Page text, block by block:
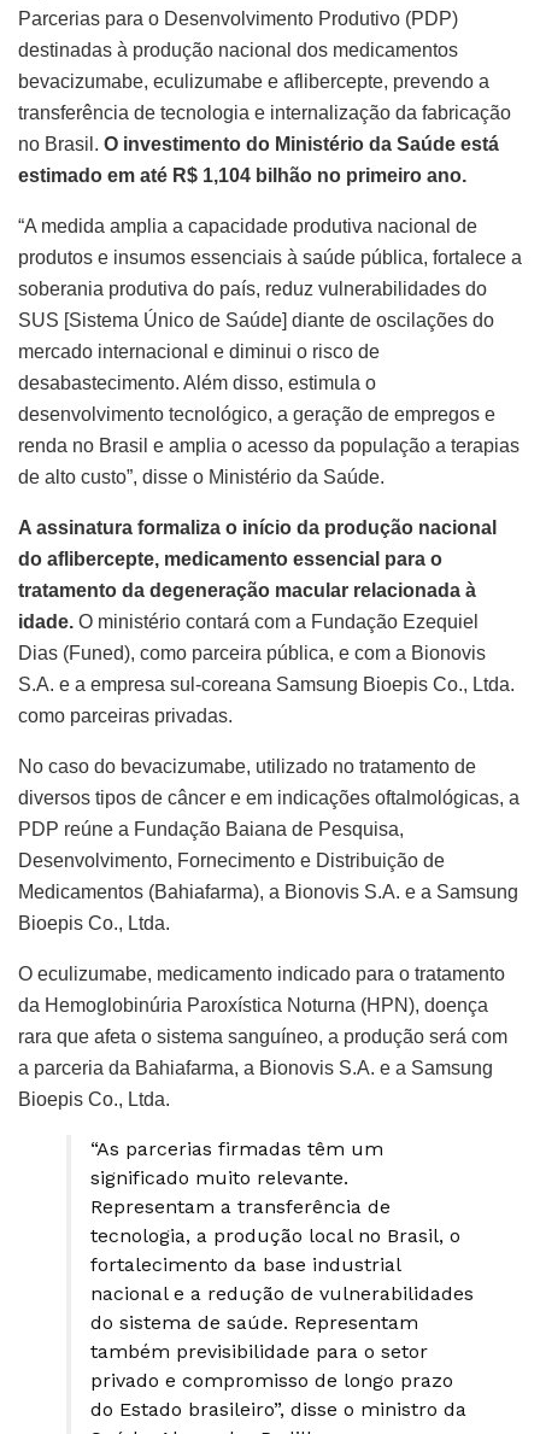
Parcerias para o Desenvolvimento Produtivo (PDP)
destinadas à produção nacional dos medicamentos
bevacizumabe, eculizumabe e aflibercepte, prevendo a
transferência de tecnologia e internalização da fabricação
no Brasil. O investimento do Ministério da Saúde está
estimado em até R$ 1,104 bilhão no primeiro ano.
“A medida amplia a capacidade produtiva nacional de
produtos e insumos essenciais à saúde pública, fortalece a
soberania produtiva do país, reduz vulnerabilidades do
SUS [Sistema Único de Saúde] diante de oscilações do
mercado internacional e diminui o risco de
desabastecimento. Além disso, estimula o
desenvolvimento tecnológico, a geração de empregos e
renda no Brasil e amplia o acesso da população a terapias
de alto custo”, disse o Ministério da Saúde.
A assinatura formaliza o início da produção nacional
do aflibercepte, medicamento essencial para o
tratamento da degeneração macular relacionada à
idade. O ministério contará com a Fundação Ezequiel
Dias (Funed), como parceira pública, e com a Bionovis
S.A. e a empresa sul-coreana Samsung Bioepis Co., Ltda.
como parceiras privadas.
No caso do bevacizumabe, utilizado no tratamento de
diversos tipos de câncer e em indicações oftalmológicas, a
PDP reúne a Fundação Baiana de Pesquisa,
Desenvolvimento, Fornecimento e Distribuição de
Medicamentos (Bahiafarma), a Bionovis S.A. e a Samsung
Bioepis Co., Ltda.
O eculizumabe, medicamento indicado para o tratamento
da Hemoglobinúria Paroxística Noturna (HPN), doença
rara que afeta o sistema sanguíneo, a produção será com
a parceria da Bahiafarma, a Bionovis S.A. e a Samsung
Bioepis Co., Ltda.
“As parcerias firmadas têm um
significado muito relevante.
Representam a transferência de
tecnologia, a produção local no Brasil, o
fortalecimento da base industrial
nacional e a redução de vulnerabilidades
do sistema de saúde. Representam
também previsibilidade para o setor
privado e compromisso de longo prazo
do Estado brasileiro”, disse o ministro da